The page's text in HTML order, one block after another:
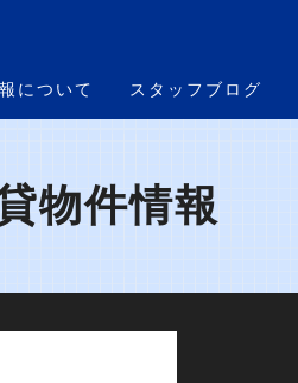
について スタッフブログ
物件情報